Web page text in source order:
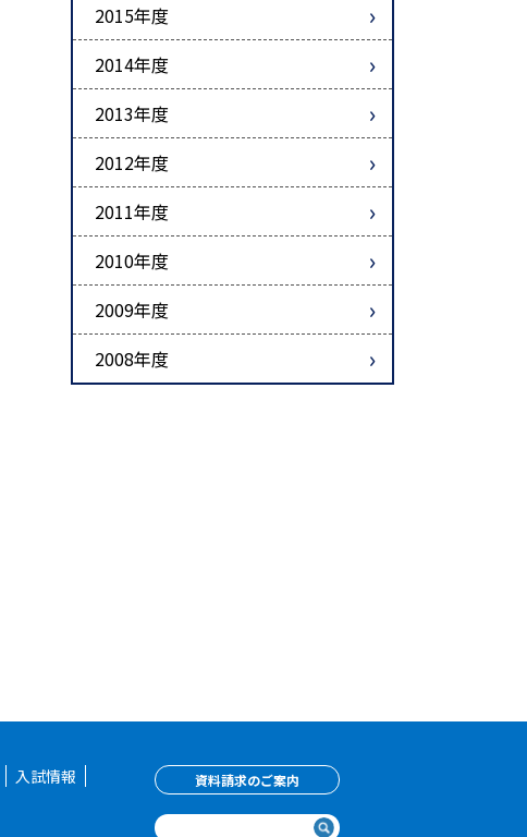
2015年度
2014年度
2013年度
2012年度
2011年度
2010年度
2009年度
2008年度
入試情報
資料請求のご案内